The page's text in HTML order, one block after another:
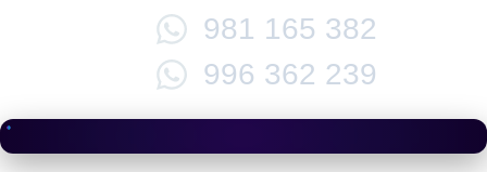
981 165 382
996 362 239